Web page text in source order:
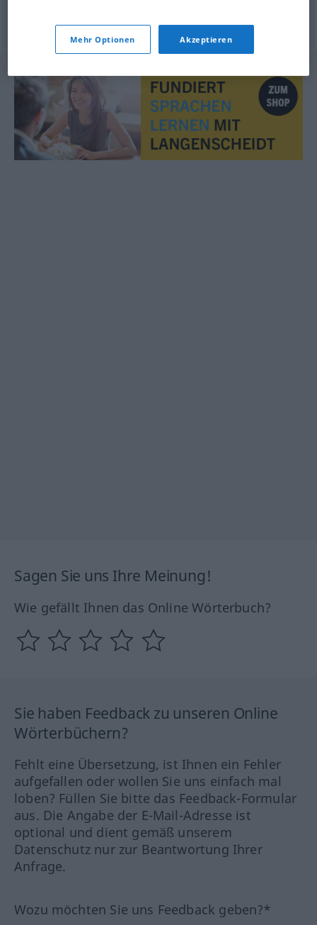
© OpenThesaurus.de
Sagen Sie uns Ihre Meinung!
Wie gefällt Ihnen das Online Wörterbuch?
Sie haben Feedback zu unseren Online
Wörterbüchern?
Fehlt eine Übersetzung, ist Ihnen ein Fehler
aufgefallen oder wollen Sie uns einfach mal
loben? Füllen Sie bitte das Feedback-Formular
aus. Die Angabe der E-Mail-Adresse ist
optional und dient gemäß unserem
Datenschutz nur zur Beantwortung Ihrer
Anfrage.
Wozu möchten Sie uns Feedback geben?*
Mehr Optionen Akzeptieren